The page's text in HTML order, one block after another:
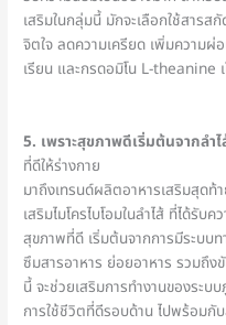
เสริมในกลุ่มนี้ มักจะเลือกใช้สาร
จิตใจ ลดความเครียด เพิ่มความผ่
เรียน และกรดอมิโน L-theanine
5. เพราะสุขภาพดีเริ่มต้นจากลำไ
ที่ดีให้ร่างกาย
มาถึงเทรนด์ผลิตอาหารเสริมสุดท้
เสริมไมโครไบโอมในลำไส้ ที่ได้รั
สุขภาพที่ดี เริ่มต้นจากการมีระบบ
ซึมสารอาหาร ย่อยอาหาร รวมถึ
นี้ จะช่วยเสริมการทำงานของระ
การใช้ชีวิตที่ดีรอบด้าน ไปพร้อมกั